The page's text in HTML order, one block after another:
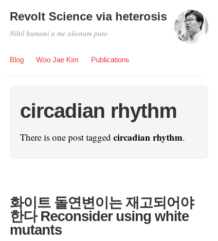
Revolt Science via heterosis
Nihil humani a me alienum puto
Blog Woo Jae Kim Publications
circadian rhythm
There is one post tagged circadian rhythm.
화이트 돌연변이는 재고되어야
한다 Reconsider using white
mutants